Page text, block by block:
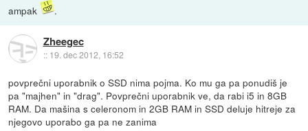
ampak
.
Zheegec
:: 19. dec 2012, 16:52
povprečni uporabnik o SSD nima pojma. Ko mu ga pa ponudiš je
pa "majhen" in "drag". Povprečni uporabnik ve, da rabi i5 in 8GB
RAM. Da mašina s celeronom in 2GB RAM in SSD deluje hitreje za
njegovo uporabo ga pa ne zanima